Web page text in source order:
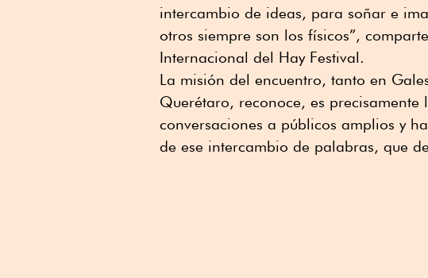
intercambio de ideas, para soñar e
otros siempre son los físicos”,
Internacional del Hay Festival.
La misión del encuentro, tanto en
Querétaro, reconoce, es precisamente
conversaciones a públicos amplios y
de ese intercambio de palabras, que